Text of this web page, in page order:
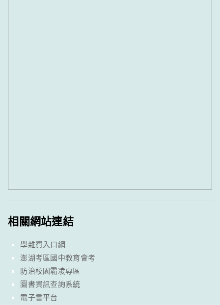
相關網站連結
學雜費入口網
澎湖考區國中教育會考
防治校園霸凌專區
圖書資訊查詢系統
電子書平台